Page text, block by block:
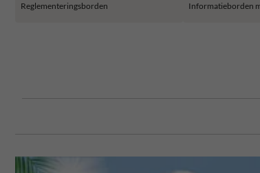
Reglementeringsborden Informatieborden